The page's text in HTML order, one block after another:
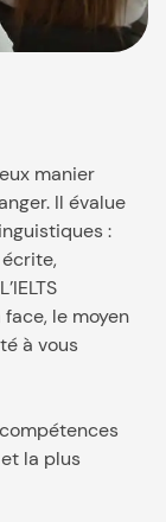
manier
Il évalue
:
le moyen
à vous
la plus